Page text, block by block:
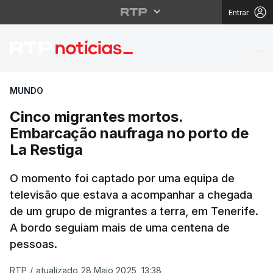
Entrar
Cinco migrantes
MUNDO
Cinco migrantes mortos.
Embarcação naufraga no porto de
La Restiga
O momento foi captado por uma equipa de
televisão que estava a acompanhar a chegada
de um grupo de migrantes a terra, em Tenerife.
A bordo seguiam mais de uma centena de
pessoas.
RTP / atualizado 28 Maio 2025, 13:38